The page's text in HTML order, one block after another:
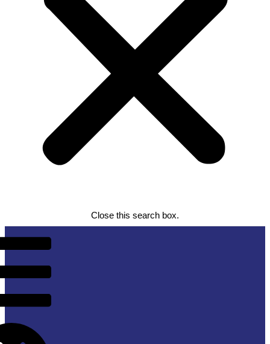
Close this search box.